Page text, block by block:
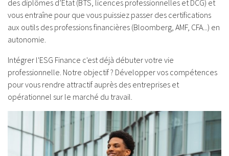
des diplômes d’État (BTS, licences professionnelles et DCG) et
vous entraîne pour que vous puissiez passer des certifications
aux outils des professions financières (Bloomberg, AMF, CFA...) en
autonomie.
Intégrer l'ESG Finance c'est déjà débuter votre vie
professionnelle. Notre objectif ? Développer vos compétences
pour vous rendre attractif auprès des entreprises et
opérationnel sur le marché du travail.